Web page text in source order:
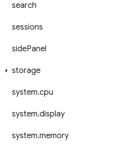
search
sessions
sidePanel
storage
system.cpu
system.display
system.memory